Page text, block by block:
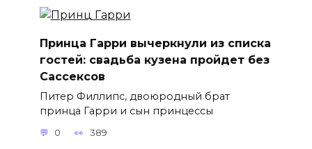
Принца Гарри вычеркнули из списка
гостей: свадьба кузена пройдет без
Сассексов
Питер Филлипс, двоюродный брат
принца Гарри и сын принцессы
0 389